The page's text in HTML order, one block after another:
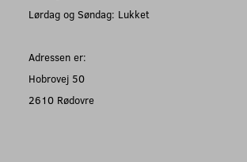
Lørdag og Søndag: Lukket
Adressen er:
Hobrovej 50
2610 Rødovre